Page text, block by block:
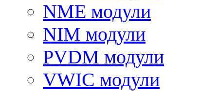
NME модули
NIM модули
PVDM модули
VWIC модули